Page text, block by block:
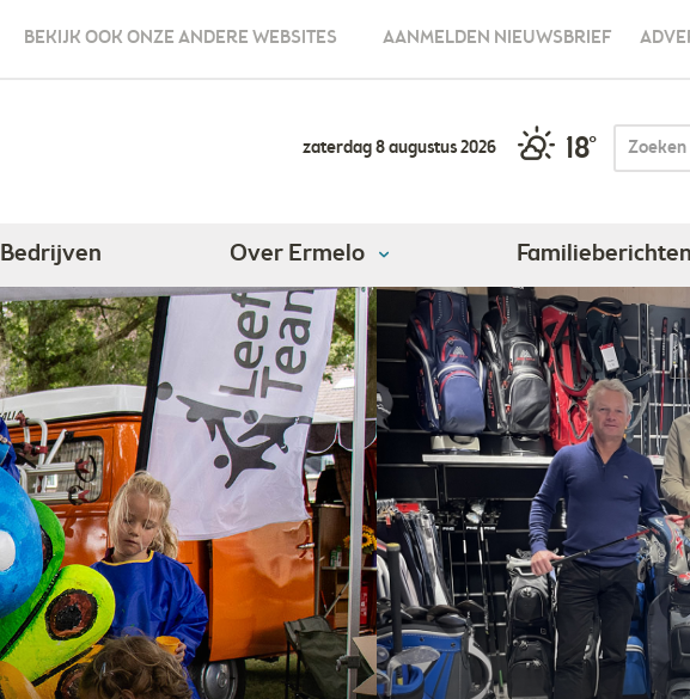
BEKIJK OOK ONZE ANDERE WEBSITES AANMELDEN NIEUWSBRIEF
zaterdag 8 augustus 2026 18°
Bedrijven Over Ermelo Familieberichten